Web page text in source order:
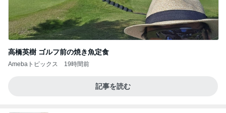
高橋英樹 ゴルフ前の焼き魚定食
Amebaトピックス 19時間前
記事を読む